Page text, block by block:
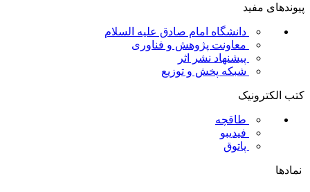
پیوندهای مفید
دانشگاه امام صادق علیه السلام
معاونت پژوهش و فناوری
پیشنهاد نشر اثر
شبکه پخش و توزیع
کتب الکترونیک
طاقچه
فیدیبو
پاتوق
نمادها